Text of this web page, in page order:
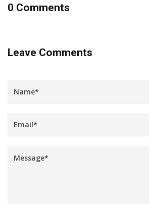
0 Comments
Leave Comments